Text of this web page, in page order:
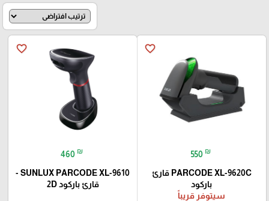
favorite_border
550 ₪
PARCODE XL-9620C قارئ
باركود
سيتوفر قريباً
favorite_border
460 ₪
SUNLUX PARCODE XL-9610 -
قارئ باركود 2D